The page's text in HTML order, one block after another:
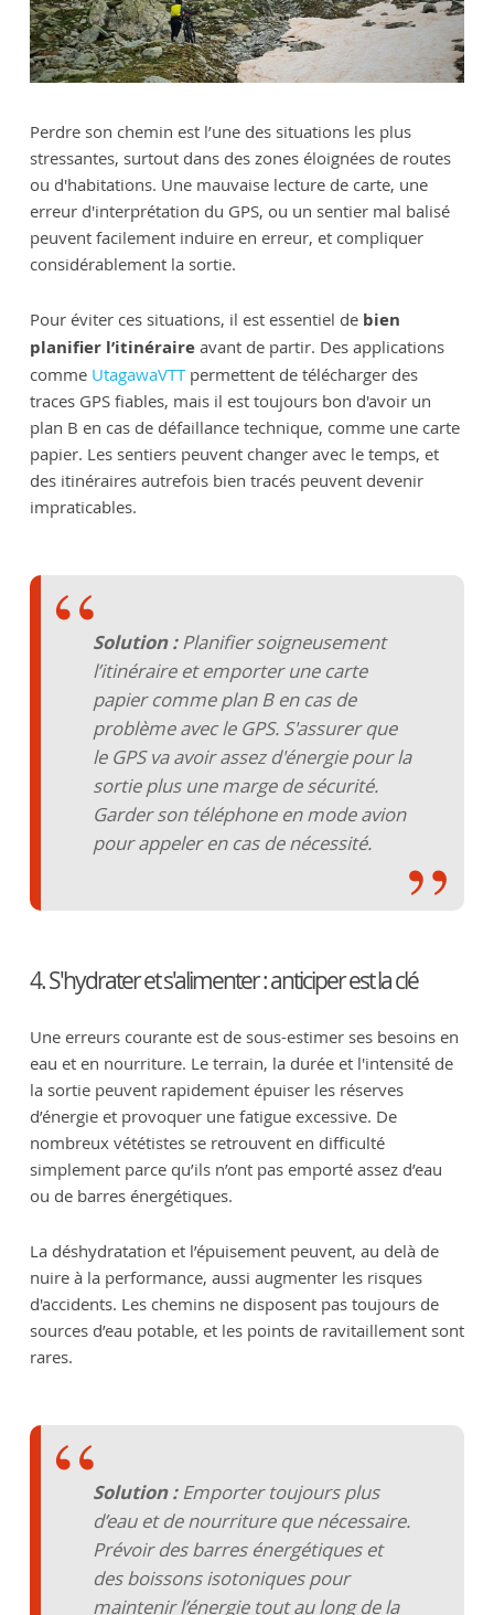
Perdre son chemin est l’une des situations les plus
stressantes, surtout dans des zones éloignées de routes
ou d'habitations. Une mauvaise lecture de carte, une
erreur d'interprétation du GPS, ou un sentier mal balisé
peuvent facilement induire en erreur, et compliquer
considérablement la sortie.
Pour éviter ces situations, il est essentiel de bien
planifier l’itinéraireavant de partir. Des applications
comme UtagawaVTTpermettent de télécharger des
traces GPS fiables, mais il est toujours bon d'avoir un
plan B en cas de défaillance technique, comme une carte
papier. Les sentiers peuvent changer avec le temps, et
des itinéraires autrefois bien tracés peuvent devenir
impraticables.
Solution :Planifier soigneusement
l’itinéraire et emporter une carte
papier comme plan B en cas de
problème avec le GPS. S'assurer que
le GPS va avoir assez d'énergie pour la
sortie plus une marge de sécurité.
Garder son téléphone en mode avion
pour appeler en cas de nécessité.
4. S'hydrater et s'alimenter : anticiper est la clé
Une erreurs courante est de sous-estimer ses besoins en
eau et en nourriture. Le terrain, la durée et l'intensité de
la sortie peuvent rapidement épuiser les réserves
d’énergie et provoquer une fatigue excessive. De
nombreux vététistes se retrouvent en difficulté
simplement parce qu’ils n’ont pas emporté assez d’eau
ou de barres énergétiques.
La déshydratation et l’épuisement peuvent, au delà de
nuire à la performance, aussi augmenter les risques
d'accidents. Les chemins ne disposent pas toujours de
sources d’eau potable, et les points de ravitaillement sont
rares.
Solution :Emporter toujours plus
d’eau et de nourriture que nécessaire.
Prévoir des barres énergétiques et
des boissons isotoniques pour
maintenir l’énergie tout au long de la